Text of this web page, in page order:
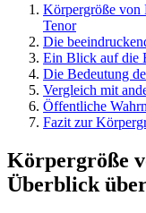
Körpergröße von
Tenor
Die
Ein Blick auf die
Die Bedeutung
Vergleich mit
Öffentliche
Fazit zur
Körpergröße
Überblick